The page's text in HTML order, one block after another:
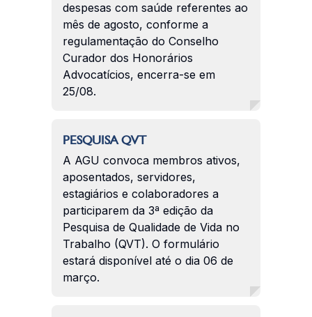
despesas com saúde referentes ao
mês de agosto, conforme a
regulamentação do Conselho
Curador dos Honorários
Advocatícios, encerra-se em
25/08.
PESQUISA QVT
A AGU convoca membros ativos,
aposentados, servidores,
estagiários e colaboradores a
participarem da 3ª edição da
Pesquisa de Qualidade de Vida no
Trabalho (QVT). O formulário
estará disponível até o dia 06 de
março.